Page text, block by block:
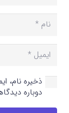
ذخیره نام،
دوباره